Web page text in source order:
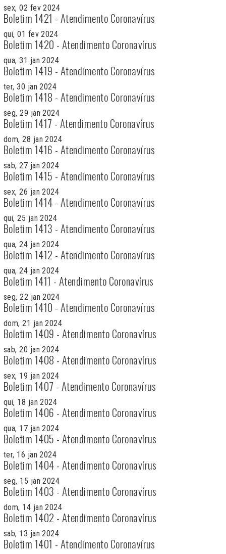
sex, 02 fev 2024
Boletim 1421 - Atendimento Coronavírus
qui, 01 fev 2024
Boletim 1420 - Atendimento Coronavírus
qua, 31 jan 2024
Boletim 1419 - Atendimento Coronavírus
ter, 30 jan 2024
Boletim 1418 - Atendimento Coronavírus
seg, 29 jan 2024
Boletim 1417 - Atendimento Coronavírus
dom, 28 jan 2024
Boletim 1416 - Atendimento Coronavírus
sab, 27 jan 2024
Boletim 1415 - Atendimento Coronavírus
sex, 26 jan 2024
Boletim 1414 - Atendimento Coronavírus
qui, 25 jan 2024
Boletim 1413 - Atendimento Coronavírus
qua, 24 jan 2024
Boletim 1412 - Atendimento Coronavírus
qua, 24 jan 2024
Boletim 1411 - Atendimento Coronavírus
seg, 22 jan 2024
Boletim 1410 - Atendimento Coronavírus
dom, 21 jan 2024
Boletim 1409 - Atendimento Coronavírus
sab, 20 jan 2024
Boletim 1408 - Atendimento Coronavírus
sex, 19 jan 2024
Boletim 1407 - Atendimento Coronavírus
qui, 18 jan 2024
Boletim 1406 - Atendimento Coronavírus
qua, 17 jan 2024
Boletim 1405 - Atendimento Coronavírus
ter, 16 jan 2024
Boletim 1404 - Atendimento Coronavírus
seg, 15 jan 2024
Boletim 1403 - Atendimento Coronavírus
dom, 14 jan 2024
Boletim 1402 - Atendimento Coronavírus
sab, 13 jan 2024
Boletim 1401 - Atendimento Coronavírus